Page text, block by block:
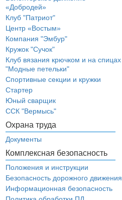
«Добродей»
Клуб "Патриот"
Центр «Востым»
Компания "Эмбур"
Кружок "Сучок"
Клуб вязания крючком и на спицах
"Модные петельки"
Спортивные секции и кружки
Стартер
Юный сварщик
ССК "Вермысь"
Охрана труда
Документы
Комплексная безопасность
Положения и инструкции
Безопасность дорожного движения
Информационная безопасность